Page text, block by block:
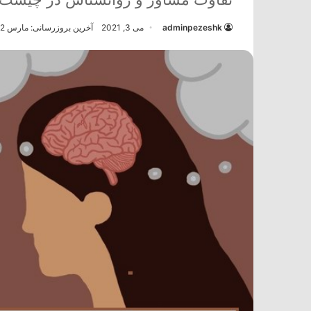
adminpezeshk می 3, 2021 آخرین بروزرسانی: مارس 2, 2024